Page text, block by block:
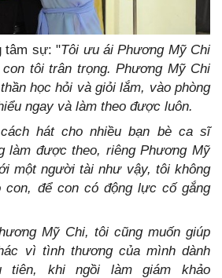
tâm sự: "Tôi ưu ái Phương Mỹ Chi
tôi trân trọng. Phương Mỹ Chi
học hỏi và giỏi lắm, vào phòng
ngay và làm theo được luôn.
hát cho nhiều bạn bè ca sĩ
làm được theo, riêng Phương Mỹ
một người tài như vậy, tôi không
để con có động lực cố gắng
Mỹ Chi, tôi cũng muốn giúp
vì tình thương của mình dành
tiên, khi ngồi làm giám khảo